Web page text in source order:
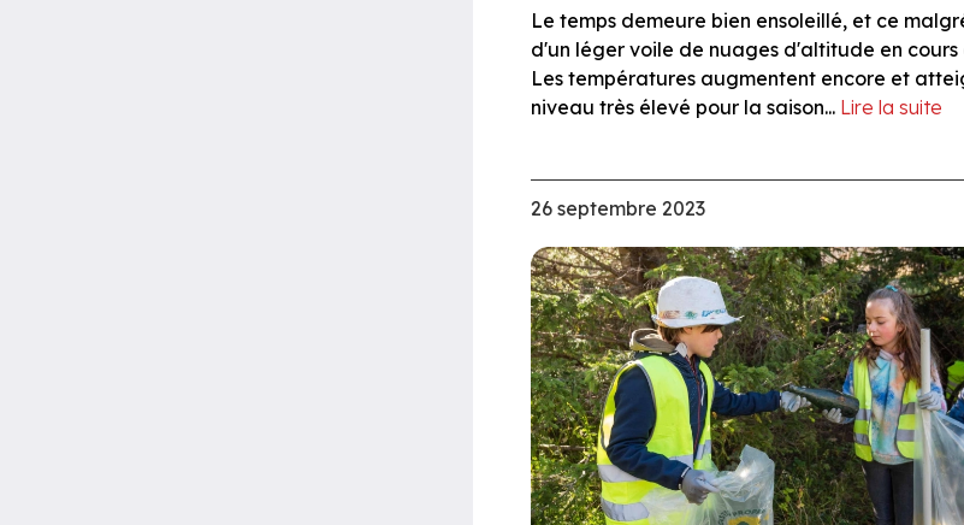
Le temps demeure bien ensoleillé, et ce
d'un léger voile de nuages d'altitude en cours
Les températures augmentent encore et
niveau très élevé pour la saison... Lire la suite
26 septembre 2023